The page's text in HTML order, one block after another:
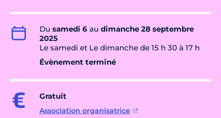
Du samedi 6 au dimanche 28 septembre
2025
Le samedi et Le dimanche de 15 h 30 à 17 h
Évènement terminé
Gratuit
Association organisatrice